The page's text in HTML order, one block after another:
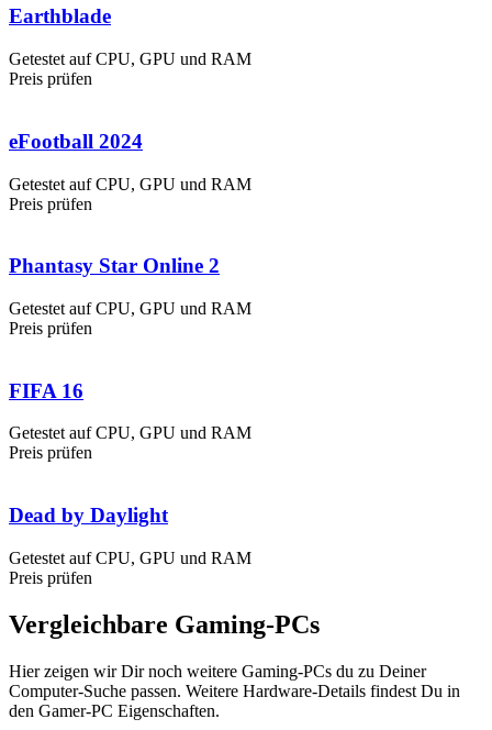
Earthblade
Getestet auf CPU, GPU und RAM
Preis prüfen
eFootball 2024
Getestet auf CPU, GPU und RAM
Preis prüfen
Phantasy Star Online 2
Getestet auf CPU, GPU und RAM
Preis prüfen
FIFA 16
Getestet auf CPU, GPU und RAM
Preis prüfen
Dead by Daylight
Getestet auf CPU, GPU und RAM
Preis prüfen
Vergleichbare Gaming-PCs
Hier zeigen wir Dir noch weitere Gaming-PCs du zu Deiner
Computer-Suche passen. Weitere Hardware-Details findest Du in
den Gamer-PC Eigenschaften.